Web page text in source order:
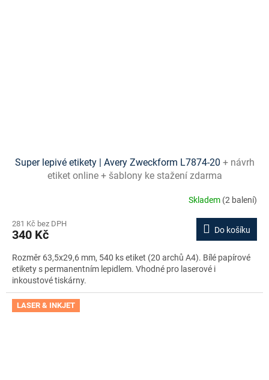
Super lepivé etikety | Avery Zweckform L7874-20 + návrh
etiket online + šablony ke stažení zdarma
Skladem (2 balení)
281 Kč bez DPH
340 Kč Do košíku
Rozměr 63,5x29,6 mm, 540 ks etiket (20 archů A4). Bílé papírové
etikety s permanentním lepidlem. Vhodné pro laserové i
inkoustové tiskárny.
LASER & INKJET